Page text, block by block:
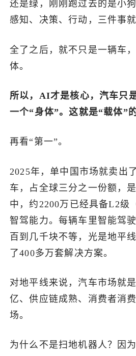
还是绿，刚刚跑过去的是小
感知、决策、行动，三件事就
全了之后，就不只是一辆车
体。
所以，AI才是核心，汽车只
一个“身体”。这就是“载体”
再看“第一”。
2025年，单中国市场就卖出
车，占全球三分之一份额，
中，约2200万已经具备L2级
智驾能力。每辆车里智能驾
百到几千块不等，光是地平
了400多万套解决方案。
对地平线来说，汽车市场就
亿、供应链成熟、消费者消
场。
为什么不是扫地机器人？因